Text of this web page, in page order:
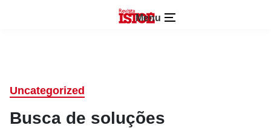
Menu
Uncategorized
Busca de soluções